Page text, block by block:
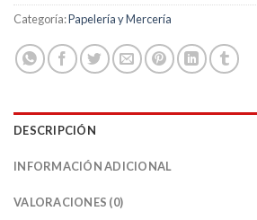
Categoría:Papelería y Mercería
DESCRIPCIÓN
INFORMACIÓN ADICIONAL
VALORACIONES (0)